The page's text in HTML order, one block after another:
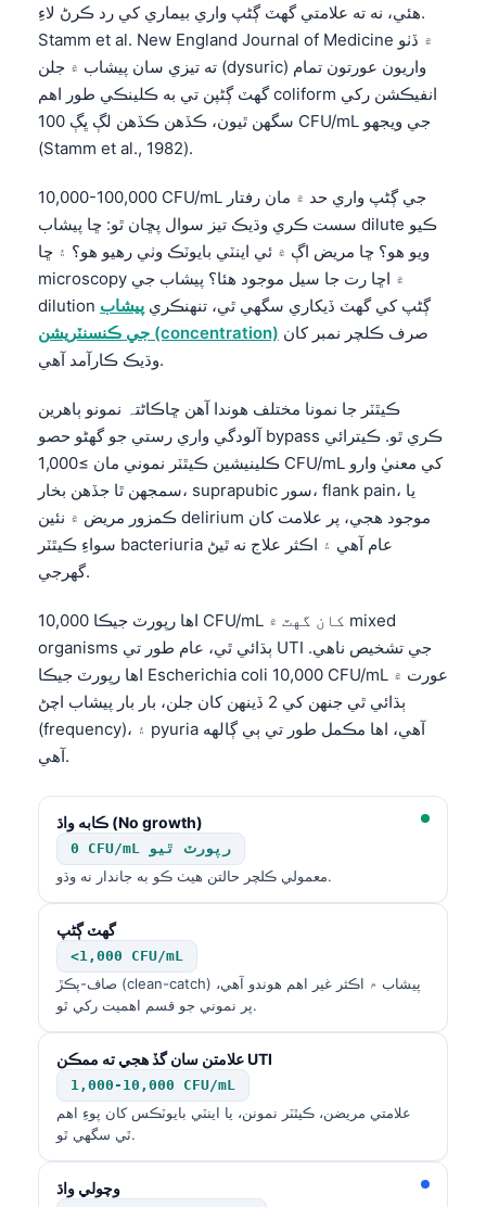
هئي، نه ته علامتي گهٽ ڳڻپ واري بيماري کي رد ڪرڻ لاءِ.
Stamm et al. New England Journal of Medicine ۾ ڏٺو
ته تيزي سان پيشاب ۾ جلن (dysuric) واريون عورتون تمام
گهٽ ڳڻپن تي به ڪلينڪي طور اهم coliform انفيڪشن رکي
سگهن ٿيون، ڪڏهن ڪڏهن لڳ ڀڳ 100 CFU/mL جي ويجهو
(Stamm et al., 1982).
10,000-100,000 CFU/mL جي ڳڻپ واري حد ۾ مان رفتار
سست ڪري وڌيڪ تيز سوال پڇان ٿو: ڇا پيشاب dilute ڪيو
ويو هو؟ ڇا مريض اڳ ۾ ئي اينٽي بايوٽڪ وٺي رهيو هو؟ ۽ ڇا
microscopy ۾ اڇا رت جا سيل موجود هئا؟ پيشاب جي
dilution ڳڻپ کي گهٽ ڏيکاري سگهي ٿي، تنهنڪري پيشاب
جي ڪنسنٽريشن (concentration)
وڌيڪ ڪارآمد آهي.
ڪيٿٽر جا نمونا مختلف هوندا آهن ڇاڪاڻ⁠تہ نمونو ٻاهرين
آلودگي واري رستي جو گهڻو حصو bypass ڪري ٿو. ڪيترائي
ڪلينيشين ڪيٿٽر نموني مان ≥1,000 CFU/mL کي معنيٰ وارو
سمجهن ٿا جڏهن بخار، suprapubic سور، flank pain، يا
ڪمزور مريض ۾ نئين delirium موجود هجي، پر علامت کان
سواءِ ڪيٿٽر bacteriuria عام آهي ۽ اڪثر علاج نه ٿيڻ
گهرجي.
اها رپورٽ جيڪا 10,000 CFU/mL کان گهٽ ۾ mixed
organisms ٻڌائي ٿي، عام طور تي UTI جي تشخيص ناهي.
اها رپورٽ جيڪا Escherichia coli 10,000 CFU/mL عورت ۾
ٻڌائي ٿي جنهن کي 2 ڏينهن کان جلن، بار بار پيشاب اچڻ
(frequency)، ۽ pyuria آهي، اها مڪمل طور تي ٻي ڳالهه
آهي.
ڪابه واڌ (No growth)
0 CFU/mL رپورٽ ٿيو
معمولي ڪلچر حالتن هيٺ ڪو به جاندار نه وڌو.
گهٽ ڳڻپ
<1,000 CFU/mL
صاف-پڪڙ (clean-catch) پيشاب ۾ اڪثر غير اهم هوندو آهي،
پر نموني جو قسم اهميت رکي ٿو.
علامتن سان گڏ هجي ته ممڪن UTI
1,000-10,000 CFU/mL
علامتي مريضن، ڪيٿٽر نمونن، يا اينٽي بايوٽڪس کان پوءِ اهم
ٿي سگهي ٿو.
وچولي واڌ